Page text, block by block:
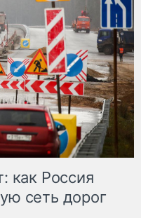
как Россия
сеть дорог